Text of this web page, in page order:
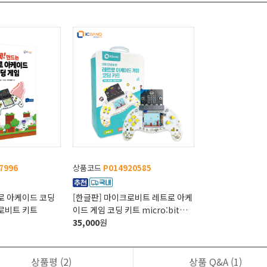
아케이드 코딩
비트 키트
상품코드 P014920585
[한글판] 마이크로비트 레트로 아케
이드 게임 코딩 키트 micro:bit
Retro Arcade
35,000원
상품평 (2) 상품 Q&A (1)